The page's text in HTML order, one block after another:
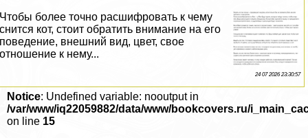
Чтобы более точно расшифровать к чему
снится кот, стоит обратить внимание на его
поведение, внешний вид, цвет, свое
отношение к нему...
24 07 2026 23:30:57
Notice: Undefined variable: nooutput in
/var/www/iq22059882/data/www/bookcovers.ru/
on line 15